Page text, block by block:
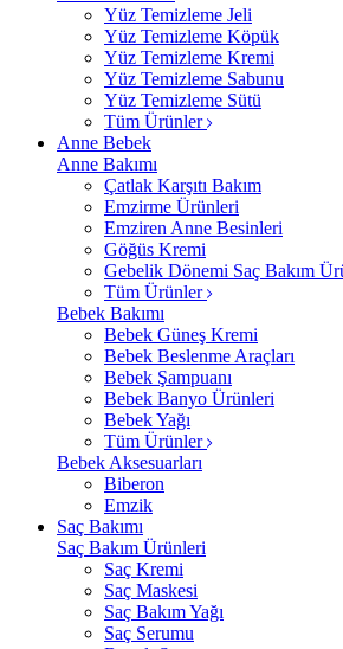
Yüz Temizleme Jeli
Yüz Temizleme Köpük
Yüz Temizleme Kremi
Yüz Temizleme Sabunu
Yüz Temizleme Sütü
Tüm Ürünler
Anne Bebek
Anne Bakımı
Çatlak Karşıtı Bakım
Emzirme Ürünleri
Emziren Anne Besinleri
Göğüs Kremi
Gebelik Dönemi Saç Bakım
Tüm Ürünler
Bebek Bakımı
Bebek Güneş Kremi
Bebek Beslenme Araçları
Bebek Şampuanı
Bebek Banyo Ürünleri
Bebek Yağı
Tüm Ürünler
Bebek Aksesuarları
Biberon
Emzik
Saç Bakımı
Saç Bakım Ürünleri
Saç Kremi
Saç Maskesi
Saç Bakım Yağı
Saç Serumu